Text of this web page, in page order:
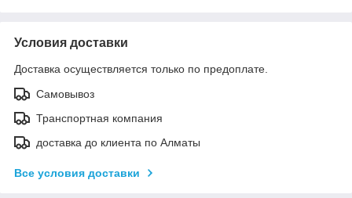
Условия доставки
Доставка осуществляется только по предоплате.
Самовывоз
Транспортная компания
доставка до клиента по Алматы
Все условия доставки